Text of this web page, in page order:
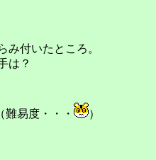
付いたところ。
は？
（難易度・・・ ）